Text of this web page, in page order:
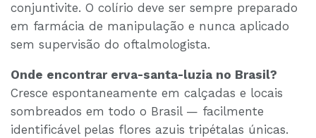
conjuntivite. O colírio deve ser sempre preparado
em farmácia de manipulação e nunca aplicado
sem supervisão do oftalmologista.
Onde encontrar erva-santa-luzia no Brasil?
Cresce espontaneamente em calçadas e locais
sombreados em todo o Brasil — facilmente
identificável pelas flores azuis tripétalas únicas.